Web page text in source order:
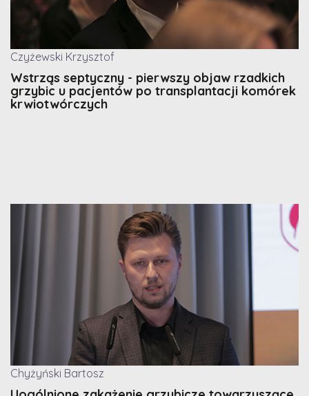
Czyżewski Krzysztof
Wstrząs septyczny - pierwszy objaw rzadkich
grzybic u pacjentów po transplantacji komórek
krwiotwórczych
Chyżyński Bartosz